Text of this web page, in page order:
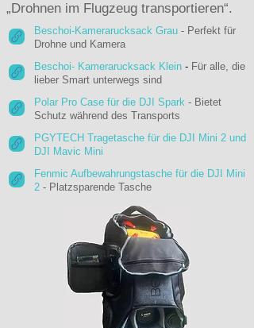
„Drohnen im Flugzeug transportieren“.
Beschoi-Kamerarucksack Grau - Perfekt für
Drohne und Kamera
Beschoi- Kamerarucksack Klein - Für alle, die
lieber Smart unterwegs sind
Polar Pro Case für die DJI Spark - Bietet
Schutz während des Transports
PGYTECH Tragetasche für die DJI Mini 2 und
DJI Mavic Mini
Fenmic Aufbewahrungstasche für die DJI Mini
2 - Platzsparende Tasche